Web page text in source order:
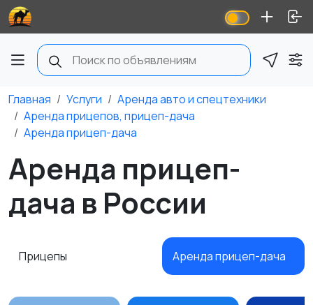
Главная Услуги
Аренда авто и спецтехники
Аренда прицепов, прицеп-дача
Аренда прицеп-дача
Аренда прицеп-
дача в России
Прицепы Аренда прицеп-дача